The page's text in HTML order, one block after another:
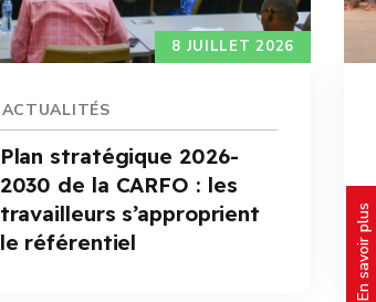
ACTUALITÉS
8 JUILLET 2026
Plan stratégique 2026-
2030 de la CARFO : les
travailleurs s’approprient
le référentiel
En savoir plus